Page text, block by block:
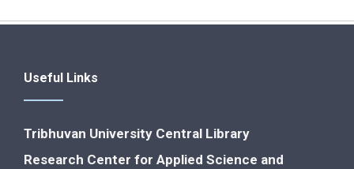
Useful Links
Tribhuvan University Central Library
Research Center for Applied Science and